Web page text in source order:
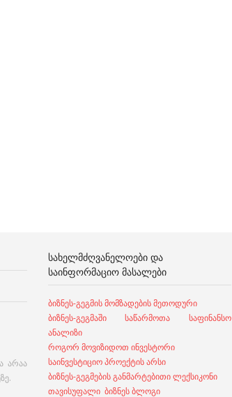
არაა
ᲡᲐᲮᲔᲚᲛᲫᲦᲕᲐᲜᲔᲚᲝᲔᲑᲘ ᲓᲐ
ᲡᲐᲘᲜᲤᲝᲠᲛᲐᲪᲘᲝ ᲛᲐᲡᲐᲚᲔᲑᲘ
ბიზნეს-გეგმის მომზადების მეთოდური
ბიზნეს-გეგმაში საწარმოთა საფინანსო
ანალიზი
როგორ მოვიზიდოთ ინვესტორი
საინვესტიციო პროექტის არსი
ბიზნეს-გეგმების განმარტებითი ლექსიკონი
თავისუფალი ბიზნეს ბლოგი